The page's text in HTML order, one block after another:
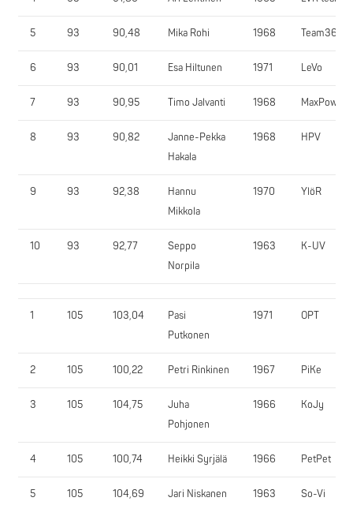
5 93 90,48 Mika Rohi 1968 Team365
6 93 90,01 Esa Hiltunen 1971 LeVo
7 93 90,95 Timo Jalvanti 1968 MaxPower
8 93 90,82
Janne-Pekka
Hakala
1968 HPV
9 93 92,38
Hannu
Mikkola
1970 YlöR
10 93 92,77
Seppo
Norpila
1963 K-UV
1 105 103,04
Pasi
Putkonen
1971 OPT
2 105 100,22 Petri Rinkinen 1967 PiKe
3 105 104,75
Juha
Pohjonen
1966 KoJy
4 105 100,74 Heikki Syrjälä 1966 PetPet
5 105 104,69 Jari Niskanen 1963 So-Vi